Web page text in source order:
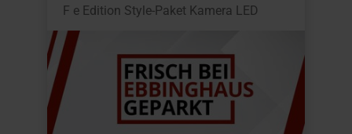
F e Edition Style-Paket Kamera LED